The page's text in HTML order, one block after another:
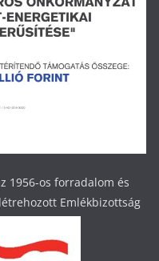
1956-os forradalom és
Emlékbizottság